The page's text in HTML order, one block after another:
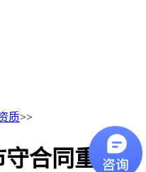
质>>
守合同重信